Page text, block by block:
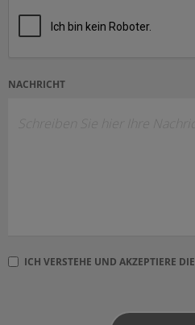
NACHRICHT
ICH VERSTEHE UND AKZEPTIERE DIE